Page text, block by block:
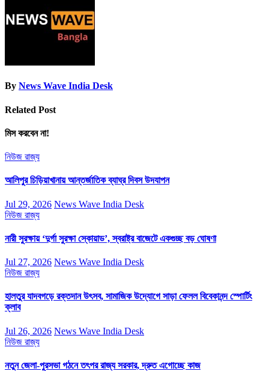
By News Wave India Desk
Related Post
মিস করবেন না!
নিউজ রাজ্য
আলিপুর চিড়িয়াখানায় আন্তর্জাতিক ব্যাঘ্র দিবস উদযাপন
Jul 29, 2026 News Wave India Desk
নিউজ রাজ্য
নারী সুরক্ষায় ‘দুর্গা সুরক্ষা স্কোয়াড’, স্বরাষ্ট্র বাজেটে একগুচ্ছ বড় ঘোষণা
Jul 27, 2026 News Wave India Desk
নিউজ রাজ্য
হালতুর যাদবগড়ে রক্তদান উৎসব, সামাজিক উদ্যোগে সাড়া ফেলল বিবেকানন্দ স্পোর্টিং
ক্লাব
Jul 26, 2026 News Wave India Desk
নিউজ রাজ্য
নতুন জেলা-পুরসভা গঠনে তৎপর রাজ্য সরকার, দ্রুত এগোচ্ছে কাজ